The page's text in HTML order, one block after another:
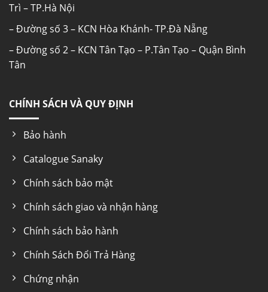
Trì – TP.Hà Nội
– Đường số 3 – KCN Hòa Khánh- TP.Đà Nẵng
– Đường số 2 – KCN Tân Tạo – P.Tân Tạo – Quận Bình
Tân
CHÍNH SÁCH VÀ QUY ĐỊNH
Bảo hành
Catalogue Sanaky
Chính sách bảo mật
Chính sách giao và nhận hàng
Chính sách bảo hành
Chính Sách Đổi Trả Hàng
Chứng nhận